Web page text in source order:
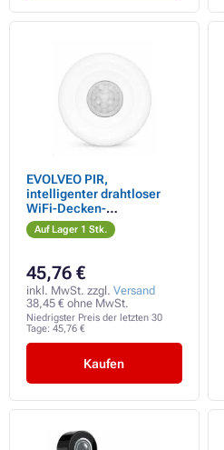
EVOLVEO PIR,
intelligenter drahtloser
WiFi-Decken-
Bewegungssensor 360°
PIR
Auf Lager 1 Stk.
45,76 €
inkl. MwSt. zzgl. Versand
38,45 € ohne MwSt.
Niedrigster Preis der letzten 30
Tage: 45,76 €
Kaufen